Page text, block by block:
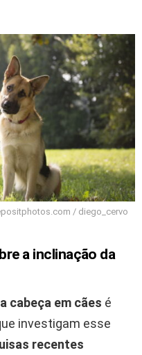
/ diego_cervo
a inclinação da
cabeça em cães é
investigam esse
recentes